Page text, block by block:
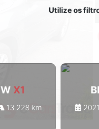
Utilize os
X1
13 228 km 2021